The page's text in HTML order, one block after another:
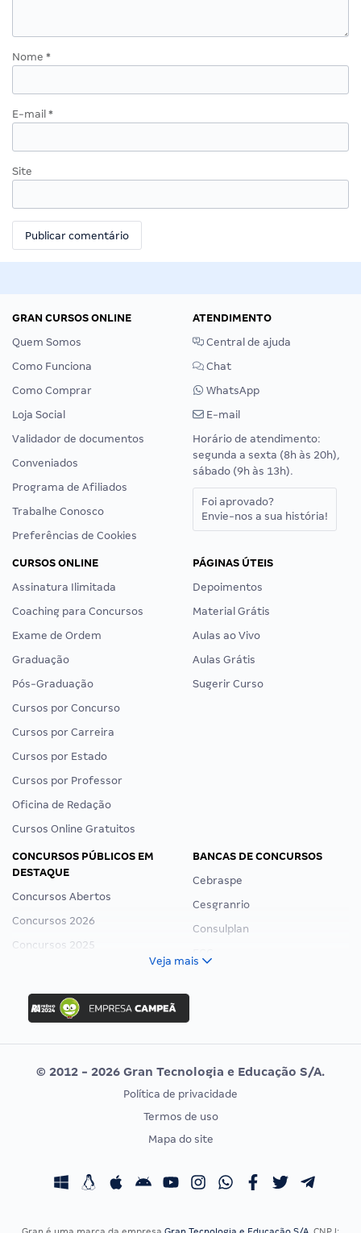
Nome *
E-mail *
Site
GRAN CURSOS ONLINE
Quem Somos
Como Funciona
Como Comprar
Loja Social
Validador de documentos
Conveniados
Programa de Afiliados
Trabalhe Conosco
Preferências de Cookies
ATENDIMENTO
Central de ajuda
Chat
WhatsApp
E-mail
Horário de atendimento:
segunda a sexta (8h às 20h),
sábado (9h às 13h).
Foi aprovado?
Envie-nos a sua história!
CURSOS ONLINE
Assinatura Ilimitada
Coaching para Concursos
Exame de Ordem
Graduação
Pós-Graduação
Cursos por Concurso
Cursos por Carreira
Cursos por Estado
Cursos por Professor
Oficina de Redação
Cursos Online Gratuitos
PÁGINAS ÚTEIS
Depoimentos
Material Grátis
Aulas ao Vivo
Aulas Grátis
Sugerir Curso
CONCURSOS PÚBLICOS EM
DESTAQUE
Concursos Abertos
Concursos 2026
Concursos 2025
Concurso Ibama
Concurso MPU
Editais publicados
BANCAS DE CONCURSOS
Cebraspe
Cesgranrio
Consulplan
Vunesp
CONCURSOS POR PROFISSÃO
Concursos Fiscais
EXAME DE ORDEM
Calendário OAB
Veja mais
© 2012 - 2026 Gran Tecnologia e Educação S/A.
Política de privacidade
Termos de uso
Mapa do site